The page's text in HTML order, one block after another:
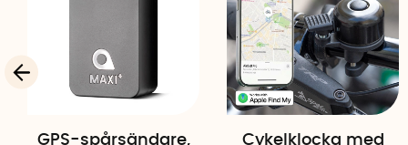
GPS-spårsändare,
Cykelklocka med